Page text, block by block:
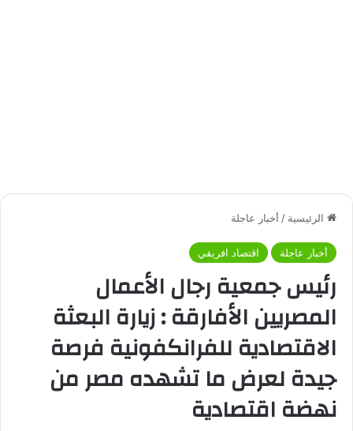
الرئيسية / أخبار عاجلة
أخبار عاجلة اقتصاد افريقي
رئيس جمعية رجال الأعمال
المصريين الأفارقة : زيارة البعثة
الاقتصادية للفرانكفونية فرصة
جيدة لعرض ما تشهده مصر من
نهضة اقتصادية